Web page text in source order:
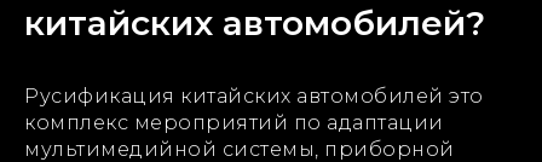
китайских автомобилей?
Русификация китайских автомобилей это
комплекс мероприятий по адаптации
мультимедийной системы, приборной